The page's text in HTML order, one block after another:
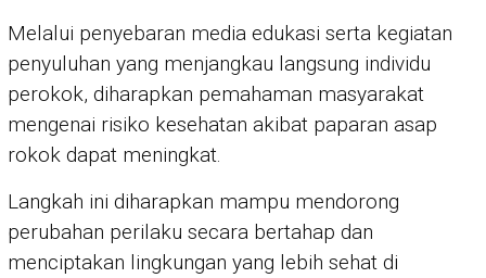
Melalui penyebaran media edukasi serta kegiatan
penyuluhan yang menjangkau langsung individu
perokok, diharapkan pemahaman masyarakat
mengenai risiko kesehatan akibat paparan asap
rokok dapat meningkat.
Langkah ini diharapkan mampu mendorong
perubahan perilaku secara bertahap dan
menciptakan lingkungan yang lebih sehat di